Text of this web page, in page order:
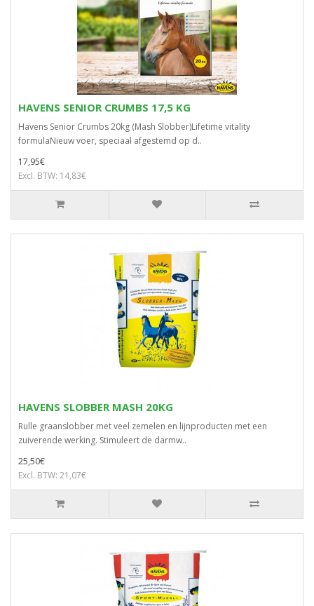
HAVENS SENIOR CRUMBS 17,5 KG
Havens Senior Crumbs 20kg (Mash Slobber)Lifetime vitality
formulaNieuw voer, speciaal afgestemd op d..
17,95€
Excl. BTW: 14,83€
HAVENS SLOBBER MASH 20KG
Rulle graanslobber met veel zemelen en lijnproducten met een
zuiverende werking. Stimuleert de darmw..
25,50€
Excl. BTW: 21,07€